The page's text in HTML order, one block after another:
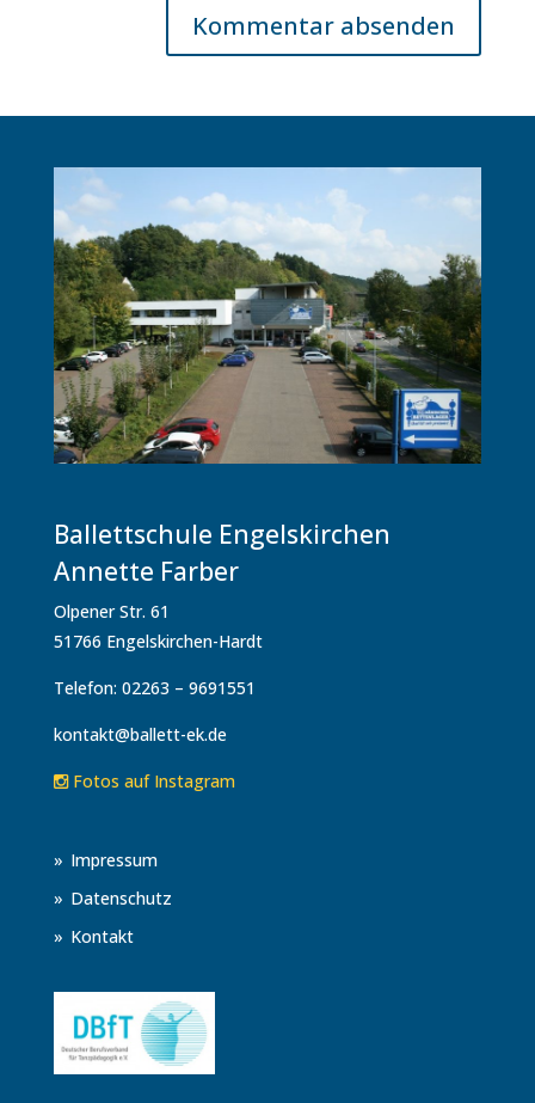
Ballettschule Engelskirchen
Annette Farber
Olpener Str. 61
51766 Engelskirchen-Hardt
Telefon: 02263 – 9691551
kontakt@ballett-ek.de
Fotos auf Instagram
Impressum
Datenschutz
Kontakt